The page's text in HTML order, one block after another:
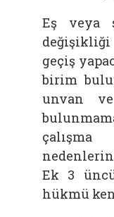
Eş veya
geçiş
birim
unvan
çalışma
Ek 3
hükmü